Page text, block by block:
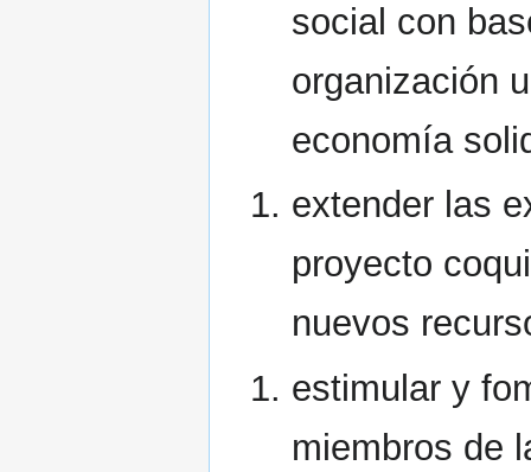
social con
organización
economía
extender las
proyecto
nuevos
estimular y
miembros de